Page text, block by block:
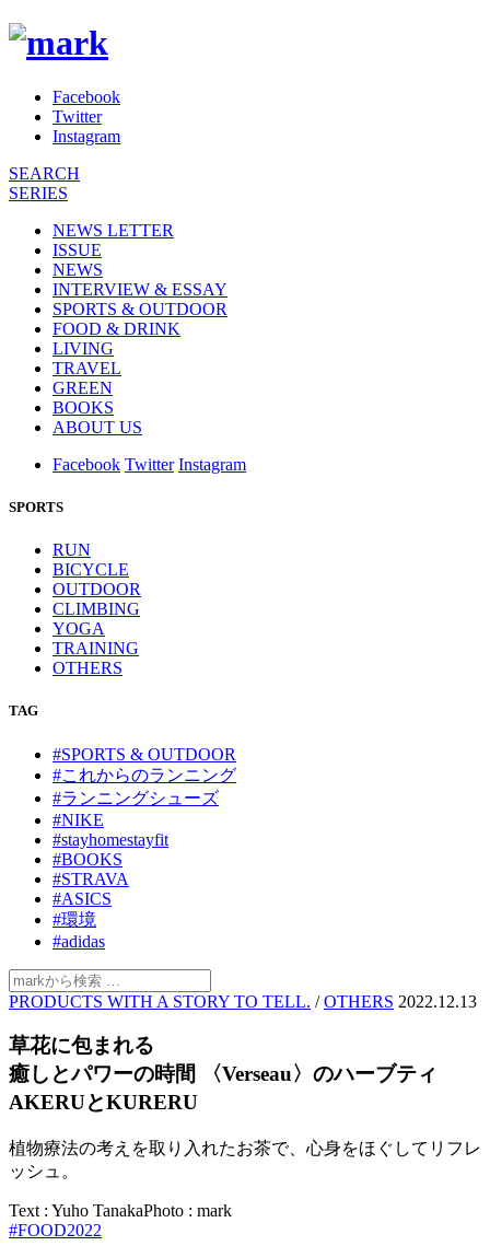
Facebook
Twitter
Instagram
SEARCH
SERIES
NEWS LETTER
ISSUE
NEWS
INTERVIEW & ESSAY
SPORTS & OUTDOOR
FOOD & DRINK
LIVING
TRAVEL
GREEN
BOOKS
ABOUT US
Facebook Twitter Instagram
SPORTS
RUN
BICYCLE
OUTDOOR
CLIMBING
YOGA
TRAINING
OTHERS
TAG
#SPORTS & OUTDOOR
#これからのランニング
#ランニングシューズ
#NIKE
#stayhomestayfit
#BOOKS
#STRAVA
#ASICS
#環境
#adidas
PRODUCTS WITH A STORY TO TELL. /OTHERS 2022.12.13
草花に包まれる
癒しとパワーの時間 〈Verseau〉のハーブティ
AKERUとKURERU
植物療法の考えを取り入れたお茶で、心身をほぐしてリフレ
ッシュ。
Text : Yuho TanakaPhoto : mark
#FOOD2022